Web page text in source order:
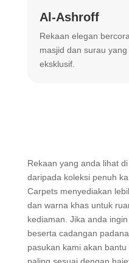
Al-Ashroff
Rekaan elegan
masjid dan surau
eksklusif.
Rekaan yang anda lihat
daripada koleksi penuh
Carpets menyediakan
dan warna khas untuk
kediaman. Jika anda
beserta cadangan
pasukan kami akan